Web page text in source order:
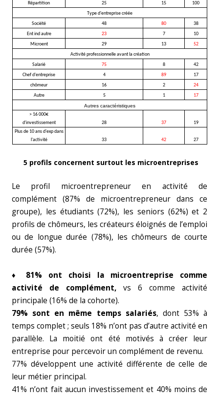
Répartition
25 15
100
Type d'entreprise créée
Société
48 80
38
Ent ind autre
23 7
10
Microent
29 13
52
Activité professionnelle avant la création
Salarié
75 8
42
Chef d'entreprise
4 89
17
chômeur
16 2
24
Autre
5 1
17
Autres caractéristiques
> 16 000€
d'investissement
28 37
19
Plus de 10 ans d'exp dans
l'activité
33 42 27
5 profils concernent surtout les microentreprises
Le profil microentrepreneur en activité de
complément (87% de microentrepreneur dans ce
groupe), les étudiants (72%), les seniors (62%) et 2
profils de chômeurs, les créateurs éloignés de l’emploi
ou de longue durée (78%), les chômeurs de courte
durée (57%).
♦ 81% ont choisi la
microentreprise comme
activité de complément, vs 6 comme activité
principale (16% de la cohorte).
79% sont en même temps salariés, dont 53% à
temps complet ; seuls 18% n’ont pas d’autre activité en
parallèle. La moitié ont été motivés à créer leur
entreprise pour percevoir un complément de revenu.
77% développent une activité différente de celle de
leur métier principal.
41% n’ont fait aucun investissement et 40% moins de